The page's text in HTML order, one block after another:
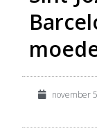
november